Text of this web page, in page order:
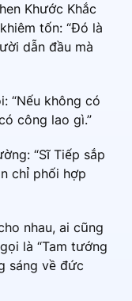
Khước Khắc
tốn: “Đó là
dẫn đầu mà
“Nếu không có
công lao gì.”
“Sĩ Tiếp sắp
chỉ phối hợp
nhau, ai cũng
là “Tam tướng
sáng về đức